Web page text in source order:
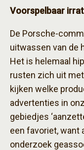
Voorspelbaar
De Porsche-
uitwassen van de
Het is helemaal
rusten zich uit
kijken welke
advertenties in
gebiedjes
een favoriet, want
onderzoek